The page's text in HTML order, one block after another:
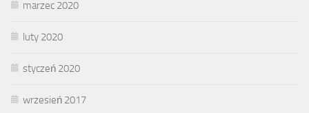
marzec 2020
luty 2020
styczeń 2020
wrzesień 2017